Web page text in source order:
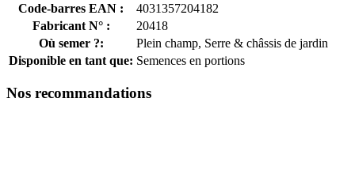
Code-barres EAN :
4031357204182
Fabricant N° :
20418
Où semer ?:
Plein champ, Serre & châssis de jardin
Disponible en tant que: Semences en portions
Nos recommandations